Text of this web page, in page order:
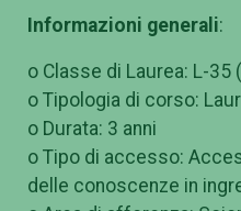
Informazioni generali:
o Classe di Laurea: L-35
o Tipologia di corso:
o Durata: 3 anni
o Tipo di accesso:
delle conoscenze in